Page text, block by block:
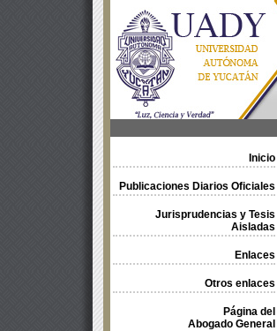
Inicio
Publicaciones Diarios Oficiales
Jurisprudencias y Tesis
Aisladas
Enlaces
Otros enlaces
Página del
Abogado General